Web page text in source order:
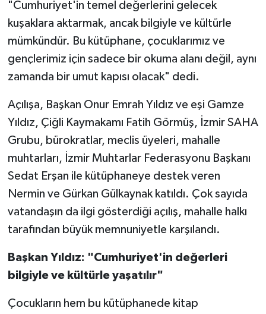
"Cumhuriyet'in temel değerlerini gelecek
kuşaklara aktarmak, ancak bilgiyle ve kültürle
mümkündür. Bu kütüphane, çocuklarımız ve
gençlerimiz için sadece bir okuma alanı değil, aynı
zamanda bir umut kapısı olacak" dedi.
Açılışa, Başkan Onur Emrah Yıldız ve eşi Gamze
Yıldız, Çiğli Kaymakamı Fatih Görmüş, İzmir SAHA
Grubu, bürokratlar, meclis üyeleri, mahalle
muhtarları, İzmir Muhtarlar Federasyonu Başkanı
Sedat Erşan ile kütüphaneye destek veren
Nermin ve Gürkan Gülkaynak katıldı. Çok sayıda
vatandaşın da ilgi gösterdiği açılış, mahalle halkı
tarafından büyük memnuniyetle karşılandı.
Başkan Yıldız: "Cumhuriyet'in değerleri
bilgiyle ve kültürle yaşatılır"
Çocukların hem bu kütüphanede kitap